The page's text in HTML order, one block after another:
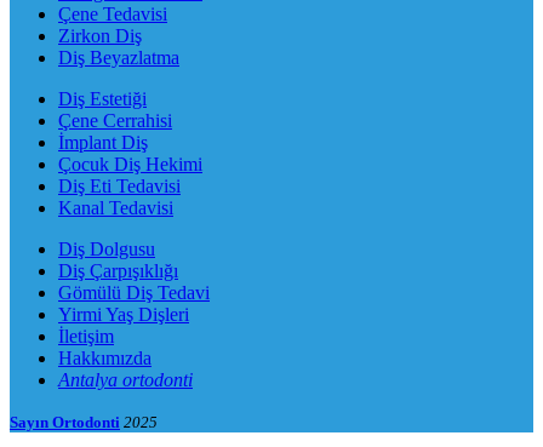
Çene Tedavisi
Zirkon Diş
Diş Beyazlatma
Diş Estetiği
Çene Cerrahisi
İmplant Diş
Çocuk Diş Hekimi
Diş Eti Tedavisi
Kanal Tedavisi
Diş Dolgusu
Diş Çarpışıklığı
Gömülü Diş Tedavi
Yirmi Yaş Dişleri
İletişim
Hakkımızda
Antalya ortodonti
Sayın Ortodonti 2025